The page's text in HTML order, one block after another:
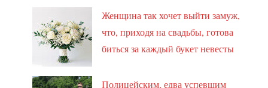
Женщина так хочет выйти замуж,
что, приходя на свадьбы, готова
биться за каждый букет невесты
Полицейским, едва успевшим